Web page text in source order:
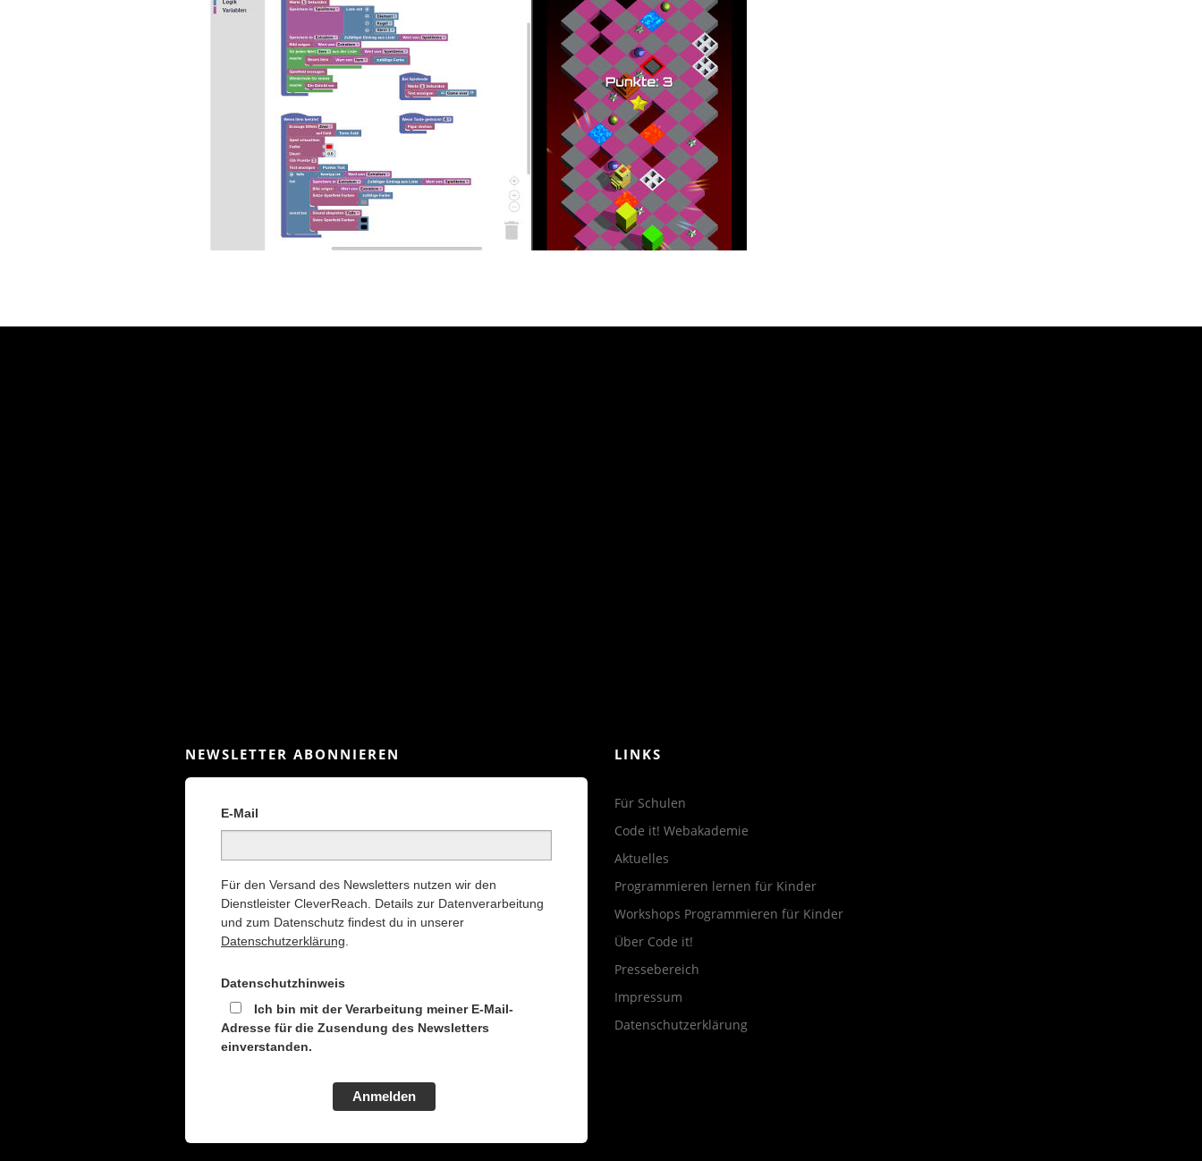
NEWSLETTER ABONNIEREN
E-Mail
Für den Versand des Newsletters nutzen wir den
Dienstleister CleverReach. Details zur Datenverarbeitung
und zum Datenschutz findest du in unserer
Datenschutzerklärung
Datenschutzhinweis
Ich bin mit der Verarbeitung meiner E-Mail-
Adresse für die Zusendung des Newsletters
einverstanden.
Anmelden
LINKS
Für Schulen
Code it! Webakademie
Aktuelles
Programmieren lernen für Kinder
Workshops Programmieren für Kinder
Über Code it!
Pressebereich
Impressum
Datenschutzerklärung